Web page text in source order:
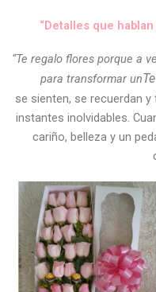
“Detalles que
“Te regalo flores porque a
para transformar unTe
se sienten, se recuerdan
instantes inolvidables.
cariño, belleza y un